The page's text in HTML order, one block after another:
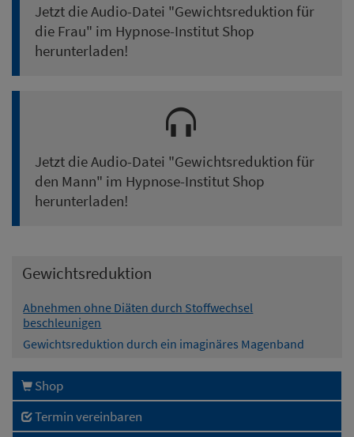
Jetzt die Audio-Datei "Gewichtsreduktion für
die Frau" im Hypnose-Institut Shop
herunterladen!
Jetzt die Audio-Datei "Gewichtsreduktion für
den Mann" im Hypnose-Institut Shop
herunterladen!
Gewichtsreduktion
Abnehmen ohne Diäten durch Stoffwechsel
beschleunigen
Gewichtsreduktion durch ein imaginäres Magenband
Shop
Termin vereinbaren